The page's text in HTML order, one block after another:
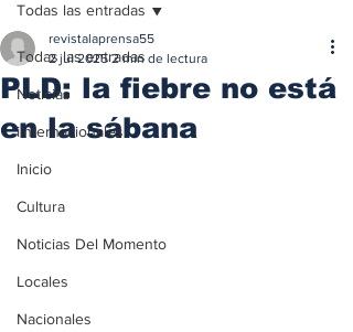
Todas las entradas
Noticias
iInternacionales
Inicio
Cultura
Noticias Del Momento
Locales
Nacionales
Todas las entradas
PLD: la fiebre no está
en la sábana
revistalaprensa55
2 jul 2025 2 min de lectura